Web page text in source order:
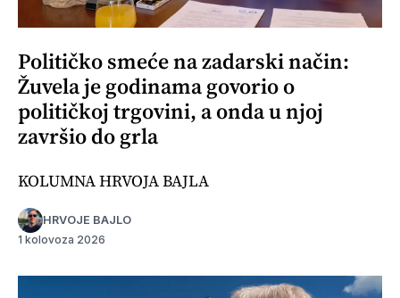
Političko smeće na zadarski način:
Žuvela je godinama govorio o
političkoj trgovini, a onda u njoj
završio do grla
KOLUMNA HRVOJA BAJLA
HRVOJE BAJLO
1 kolovoza 2026